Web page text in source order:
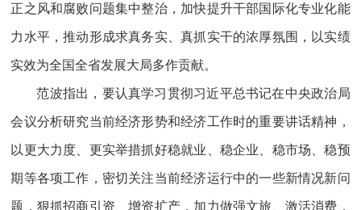
正之风和腐败问题集中整治，加快提升干部国际化专业化能
力水平，推动形成求真务实、真抓实干的浓厚氛围，以实绩
实效为全国全省发展大局多作贡献。
范波指出，要认真学习贯彻习近平总书记在中央政治局
会议分析研究当前经济形势和经济工作时的重要讲话精神，
以更大力度、更实举措抓好稳就业、稳企业、稳市场、稳预
期等各项工作，密切关注当前经济运行中的一些新情况新问
题，狠抓招商引资、增资扩产，加力做强文旅、激活消费，